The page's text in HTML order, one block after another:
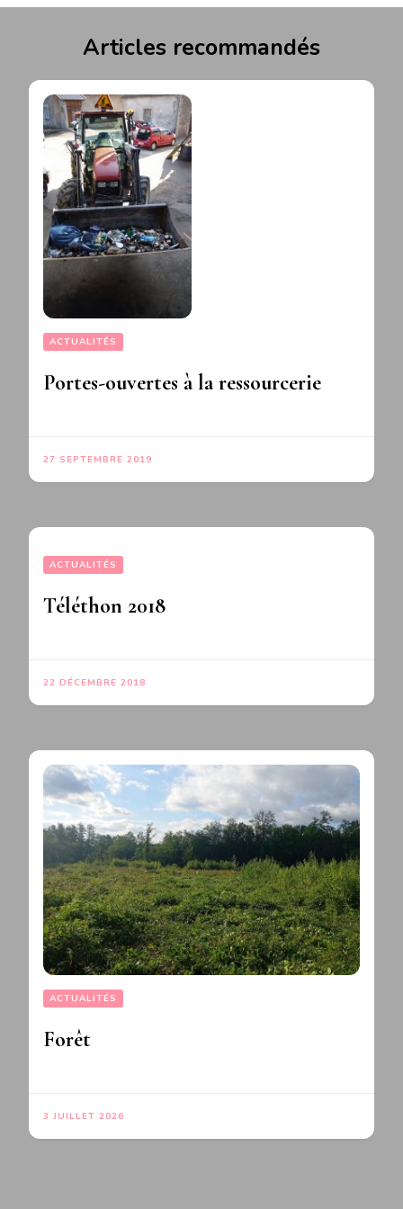
Articles recommandés
ACTUALITÉS
Portes-ouvertes à la ressourcerie
27 SEPTEMBRE 2019
ACTUALITÉS
Téléthon 2018
22 DÉCEMBRE 2018
ACTUALITÉS
Forêt
3 JUILLET 2026